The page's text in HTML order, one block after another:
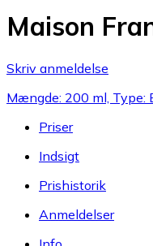
Maison
Skriv anmeldelse
Mængde: 200 ml, Type:
Priser
Indsigt
Prishistorik
Anmeldelser